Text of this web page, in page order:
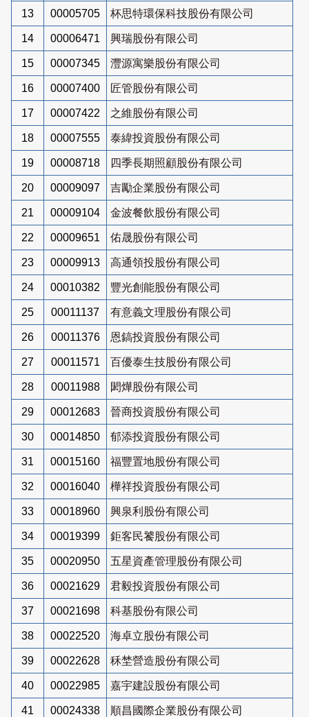
13 00005705 杯思特環保科技股份有限公司
14 00006471 興瑞股份有限公司
15 00007345 灃源寓樂股份有限公司
16 00007400 匠管股份有限公司
17 00007422 之維股份有限公司
18 00007555 泰緯投資股份有限公司
19 00008718 四季長期照顧股份有限公司
20 00009097 吉勵企業股份有限公司
21 00009104 金波餐飲股份有限公司
22 00009651 佑晟股份有限公司
23 00009913 高通領投股份有限公司
24 00010382 豐光創能股份有限公司
25 00011137 有意義文理股份有限公司
26 00011376 恩鎬投資股份有限公司
27 00011571 百優泰生技股份有限公司
28 00011988 閎燁股份有限公司
29 00012683 晉商投資股份有限公司
30 00014850 郁添投資股份有限公司
31 00015160 福豐置地股份有限公司
32 00016040 樺祥投資股份有限公司
33 00018960 興泉利股份有限公司
34 00019399 鉅客民饕股份有限公司
35 00020950 五星資產管理股份有限公司
36 00021629 君毅投資股份有限公司
37 00021698 科基股份有限公司
38 00022520 海卓立股份有限公司
39 00022628 秝埜營造股份有限公司
40 00022985 嘉宇建設股份有限公司
41 00024338 順昌國際企業股份有限公司